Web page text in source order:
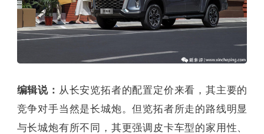
编辑说： 从长安览拓者的配置定价来看，其主要的
竞争对手当然是长城炮。但览拓者所走的路线明显
与长城炮有所不同，其更强调皮卡车型的家用性、